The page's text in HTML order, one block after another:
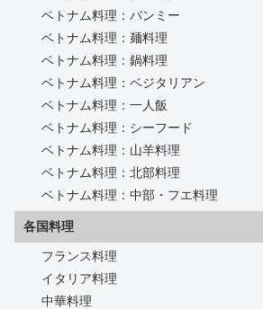
ベトナム料理：バンミー
ベトナム料理：麺料理
ベトナム料理：鍋料理
ベトナム料理：ベジタリアン
ベトナム料理：一人飯
ベトナム料理：シーフード
ベトナム料理：山羊料理
ベトナム料理：北部料理
ベトナム料理：中部・フエ料理
各国料理
フランス料理
イタリア料理
中華料理